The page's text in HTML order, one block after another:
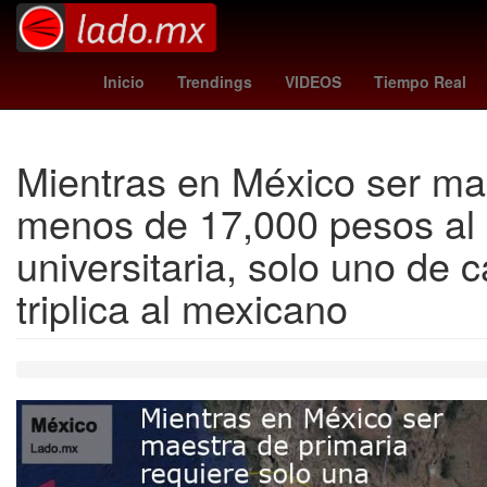
Inicio Trendings VIDEOS Tiempo Real
2 de Octubre Senador Nueva York Brasil
Mientras en México ser
menos de 17,000 pesos
universitaria, solo uno de
triplica al mexicano